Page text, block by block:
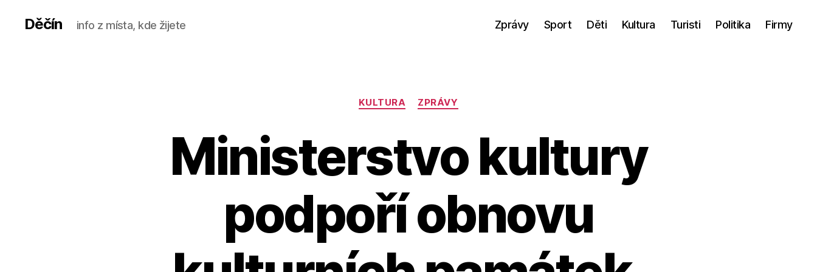
Děčín info z místa, kde žijete Zprávy Sport Děti Kultura Turisti Politika Firmy
Rubriky
KULTURA ZPRÁVY
Ministerstvo kultury
podpoří obnovu